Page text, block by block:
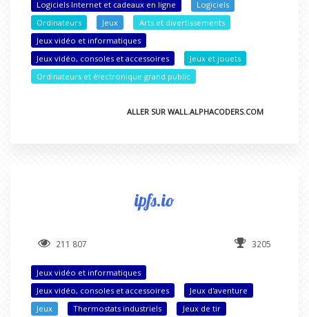
Logiciels Internet et cadeaux en ligne
Logiciels
Ordinateurs
Jeux
Arts et divertissements
Jeux vidéo et informatiques
Jeux vidéo, consoles et accessoires
Jeux et jouets
Ordinateurs et électronique grand public
ALLER SUR WALL.ALPHACODERS.COM
ipfs.io
211 807 3205
Jeux vidéo et informatiques
Jeux vidéo, consoles et accessoires
Jeux d'aventure
Jeux
Thermostats industriels
Jeux de tir